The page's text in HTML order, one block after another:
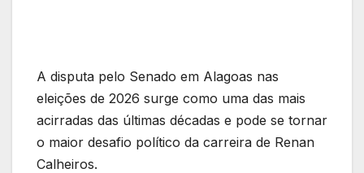
A disputa pelo Senado em Alagoas nas
eleições de 2026 surge como uma das mais
acirradas das últimas décadas e pode se tornar
o maior desafio político da carreira de Renan
Calheiros.